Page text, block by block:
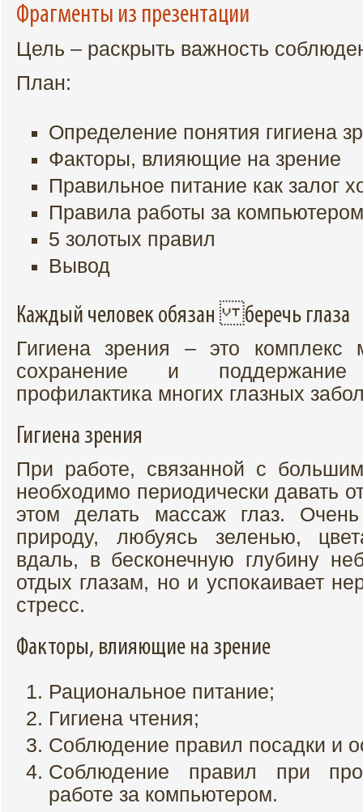
Фрагменты из презентации
Цель – раскрыть важность
План:
Определение понятия гигиена
Факторы, влияющие на зрение
Правильное питание как залог
Правила работы за компьютером
5 золотых правил
Вывод
Каждый человек обязан беречь глаза
Гигиена зрения – это комплекс
сохранение и
профилактика многих глазных
Гигиена зрения
При работе, связанной с
необходимо периодически давать
этом делать массаж глаз.
природу, любуясь зеленью,
вдаль, в бесконечную глубину
отдых глазам, но и успокаивает
стресс.
Факторы, влияющие на зрение
Рациональное питание;
Гигиена чтения;
Соблюдение правил посадки и
Соблюдение правил при
работе за компьютером.